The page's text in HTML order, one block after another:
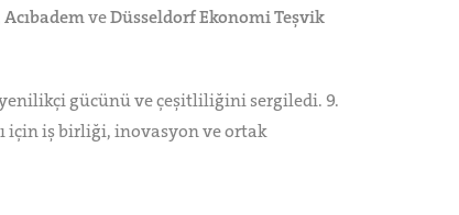
veDüsseldorf Ekonomi Teşvik
gücünü ve çeşitliliğini sergiledi. 9.
için iş birliği, inovasyon ve ortak